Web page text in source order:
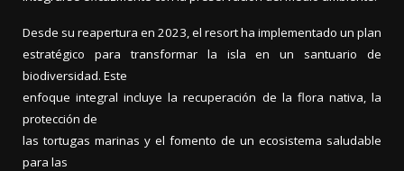
Desde su reapertura en 2023, el resort ha implementado un plan
estratégico para transformar la isla en un santuario de
biodiversidad. Este
enfoque integral incluye la recuperación de la flora nativa, la
protección de
las tortugas marinas y el fomento de un ecosistema saludable
para las